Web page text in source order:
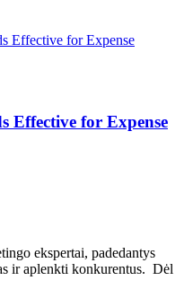
Effective for Expense
ekspertai, padedantys
ir aplenkti konkurentus. Dėl